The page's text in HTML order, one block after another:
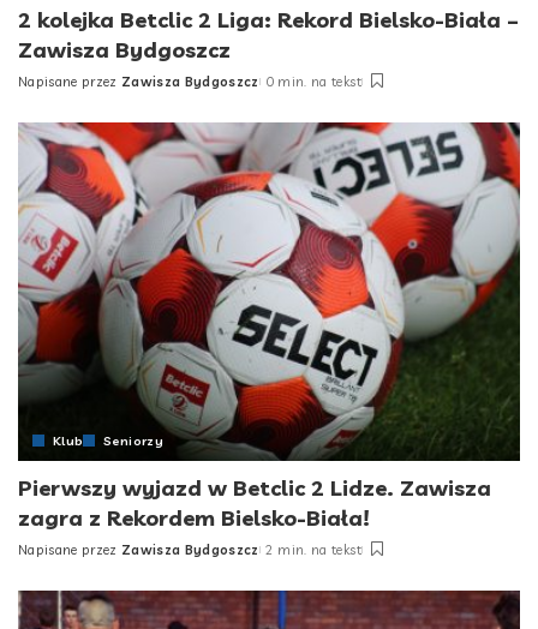
2 kolejka Betclic 2 Liga: Rekord Bielsko-Biała –
Zawisza Bydgoszcz
Posted
Napisane przez Zawisza Bydgoszcz 0 min. na tekst
Klub Seniorzy
Pierwszy wyjazd w Betclic 2 Lidze. Zawisza
zagra z Rekordem Bielsko-Biała!
Posted
Napisane przez Zawisza Bydgoszcz 2 min. na tekst